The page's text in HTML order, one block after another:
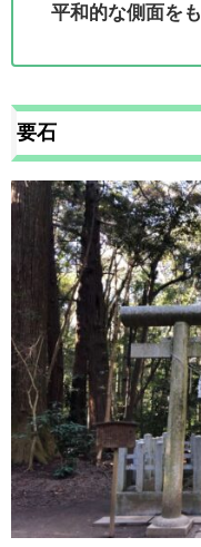
平和的な側面を
要石